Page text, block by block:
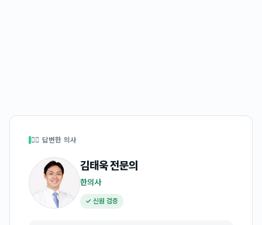
👩‍⚕️ 답변한 의사
김태욱전문의
한의사
✓ 신원 검증